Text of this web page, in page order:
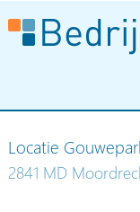
Locatie
2841 MD